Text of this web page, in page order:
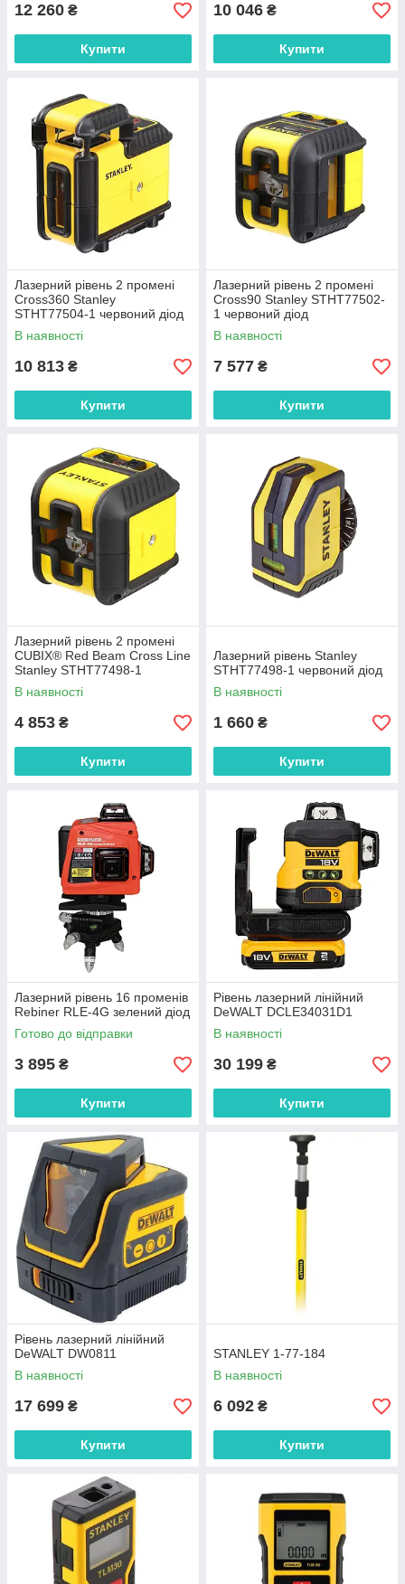
12 260 ₴
Купити
10 046 ₴
Купити
Лазерний рівень 2 промені
Cross360 Stanley
STHT77504-1 червоний діод
В наявності
10 813 ₴
Купити
Лазерний рівень 2 промені
Cross90 Stanley STHT77502-
1 червоний діод
В наявності
7 577 ₴
Купити
Лазерний рівень 2 промені
CUBIX® Red Beam Cross Line
Stanley STHT77498-1
червоний діод
В наявності
4 853 ₴
Купити
Лазерний рівень Stanley
STHT77498-1 червоний діод
В наявності
1 660 ₴
Купити
Лазерний рівень 16 променів
Rebiner RLE-4G зелений діод
Готово до відправки
3 895 ₴
Купити
Рівень лазерний лінійний
DeWALT DCLE34031D1
В наявності
30 199 ₴
Купити
Рівень лазерний лінійний
DeWALT DW0811
В наявності
17 699 ₴
Купити
STANLEY 1-77-184
В наявності
6 092 ₴
Купити